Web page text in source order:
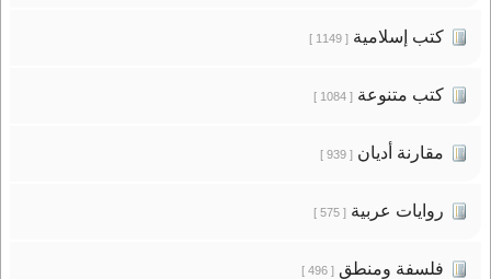
كتب إسلامية[ 1149 ]
كتب متنوعة[ 1084 ]
مقارنة أديان[ 939 ]
روايات عربية[ 575 ]
فلسفة ومنطق[ 496 ]